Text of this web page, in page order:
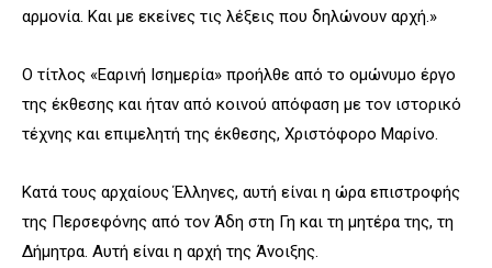
αρμονία. Και με εκείνες τις λέξεις που δηλώνουν αρχή.»
Ο τίτλος «Εαρινή Ισημερία» προήλθε από το ομώνυμο έργο
της έκθεσης και ήταν από κοινού απόφαση με τον ιστορικό
τέχνης και επιμελητή της έκθεσης, Χριστόφορο Μαρίνο.
Κατά τους αρχαίους Έλληνες, αυτή είναι η ώρα επιστροφής
της Περσεφόνης από τον Άδη στη Γη και τη μητέρα της, τη
Δήμητρα. Αυτή είναι η αρχή της Άνοιξης.